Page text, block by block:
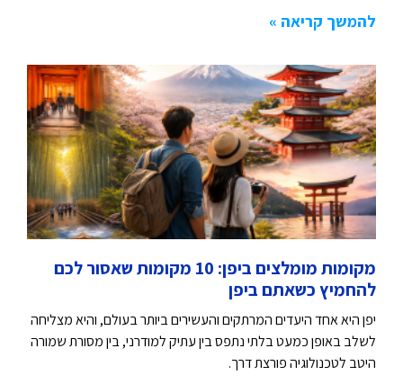
להמשך קריאה »
מקומות מומלצים ביפן: 10 מקומות שאסור לכם
להחמיץ כשאתם ביפן
יפן היא אחד היעדים המרתקים והעשירים ביותר בעולם, והיא מצליחה
לשלב באופן כמעט בלתי נתפס בין עתיק למודרני, בין מסורת שמורה
היטב לטכנולוגיה פורצת דרך.